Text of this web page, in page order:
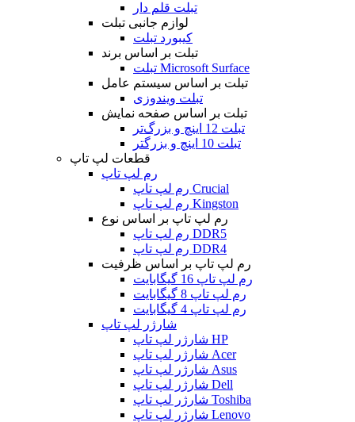
تبلت قلم دار
لوازم جانبی تبلت
کیبورد تبلت
تبلت بر اساس برند
تبلت Microsoft Surface
تبلت بر اساس سیستم عامل
تبلت ویندوزی
تبلت بر اساس صفحه نمایش
تبلت 12 اینچ و بزرگ‌تر
تبلت 10 اینچ و بزرگتر
قطعات لپ تاپ
رم لپ تاپ
رم لپ تاپ Crucial
رم لپ تاپ Kingston
رم لپ تاپ بر اساس نوع
رم لپ تاپ DDR5
رم لپ تاپ DDR4
رم لپ تاپ بر اساس ظرفیت
رم لپ تاپ 16 گیگابایت
رم لپ تاپ 8 گیگابایت
رم لپ تاپ 4 گیگابایت
شارژر لپ تاپ
شارژر لپ تاپ HP
شارژر لپ تاپ Acer
شارژر لپ تاپ Asus
شارژر لپ تاپ Dell
شارژر لپ تاپ Toshiba
شارژر لپ تاپ Lenovo